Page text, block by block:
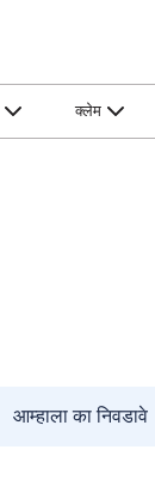
क्लेम
आम्हाला का निवडावे